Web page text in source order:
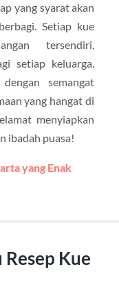
yang syarat akan
Setiap kue
tersendiri,
setiap keluarga.
semangat
yang hangat di
menyiapkan
ibadah puasa!
yang Enak
Kue